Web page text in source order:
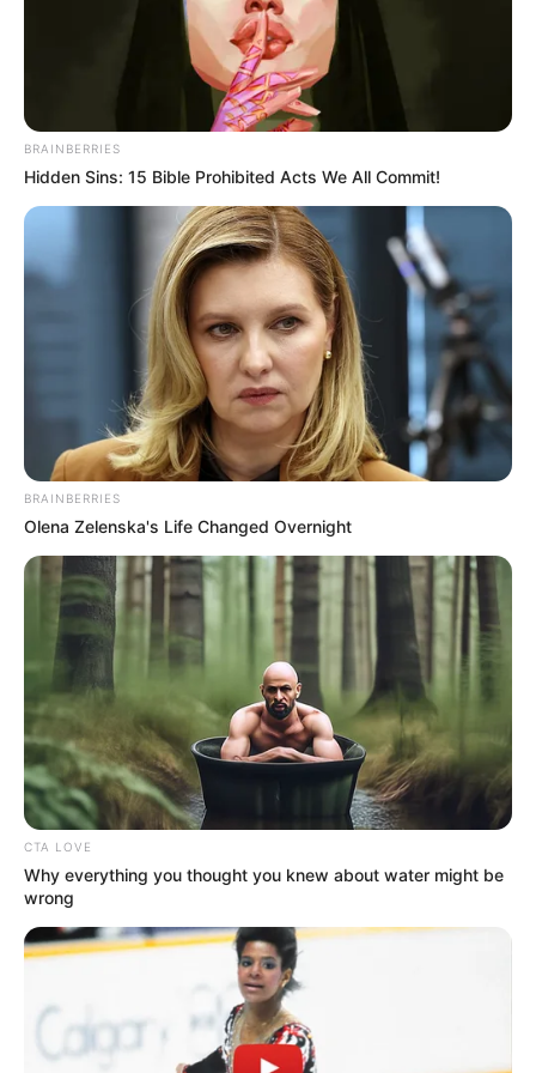
vía pública. Una vez dentro,causaron múltiples daños
la infraestructura delestablecimiento y revisaron
en busca de objetos de valor.
La propietaria de Opticeleste Armenia Tatiana Jiménez,
explicó que los responsable
s no solo se llevaron
mercancía destinada a la venta, sino que además
dejaron afectaciones en exhibidores, mobiliario y otros
elementos indispensables para el funcionamiento del
negocio. "Nos dañaron vitrinas, equipos y se llevaron
muchas gafas que hacían parte del inventario", relató la
comerciante al referirse a las pérdidas sufridas.
LEA TAMBIÉN
Trote, regaño y promesa: el 'castigo'
que recibieron dos hombres tras
presunto robo en Santa Marta
BRAINBERRIES
Hidden Sins: 15 Bible Prohibited Acts We All Commit!
BRAINBERRIES
Olena Zelenska's Life Changed Overnight
CTA LOVE
Why everything you thought you knew about water might be
wrong